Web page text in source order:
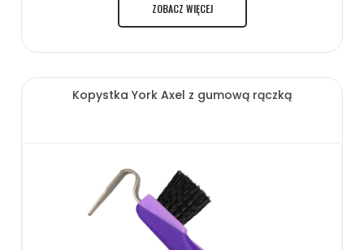
ZOBACZ WIĘCEJ
Kopystka York Axel z gumową rączką